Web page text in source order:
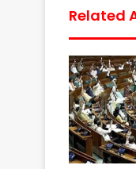
Related